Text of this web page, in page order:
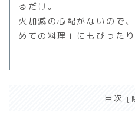
るだけ。
火加減の心配がないので
めての料理」にもぴったり
目次